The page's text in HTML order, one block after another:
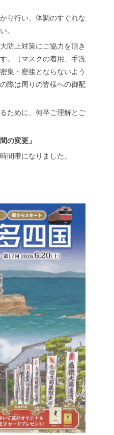
り行い、体調のすぐれな
。
防止対策にご協力を頂き
。（マスクの着用、手洗
集・密接とならないよう
際は周りの皆様への御配
ために、何卒ご理解とご
の変更」
間帯になりました。